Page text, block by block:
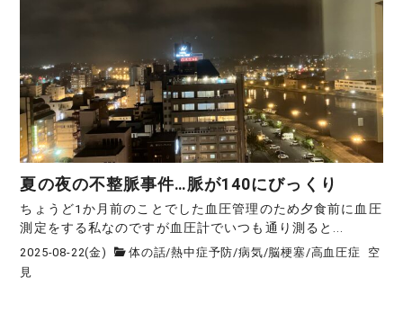
夏の夜の不整脈事件…脈が140にびっくり
ちょうど1か月前のことでした血圧管理のため夕食前に血圧
測定をする私なのですが血圧計でいつも通り測ると...
2025-08-22(金) 体の話/熱中症予防/病気/脳梗塞/高血圧症
空
見